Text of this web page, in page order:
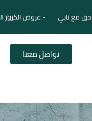
مع تابي - عروض الكروز
تواصل معنا